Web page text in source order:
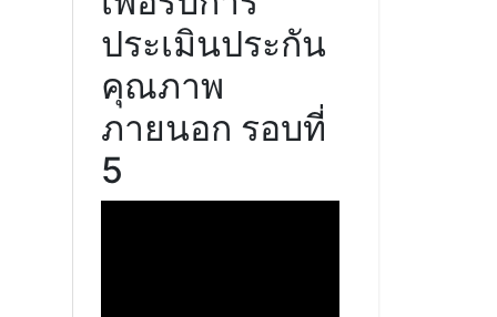
ประเมินประกัน
คุณภาพ
ภายนอก รอบที่
5